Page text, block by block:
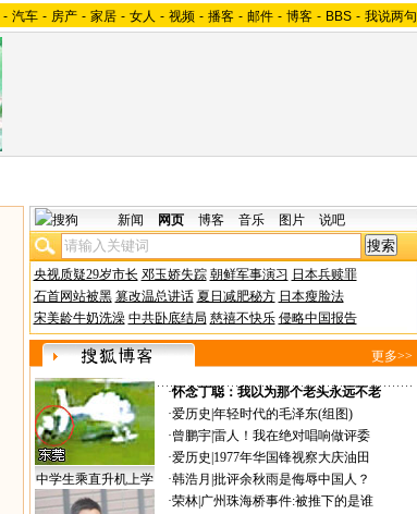
- 汽车 - 房产 - 家居 - 女人 - 视频 - 播客 - 邮件 - 博客 - BBS - 我说两句
新闻 网页 博客 音乐 图片 说吧
央视质疑29岁市长 邓玉娇失踪 朝鲜军事演习 日本兵赎罪
石首网站被黑 篡改温总讲话 夏日减肥秘方 日本瘦脸法
宋美龄牛奶洗澡 中共卧底结局 慈禧不快乐 侵略中国报告
更多>>
中学生乘直升机上学
·怀念丁聪：我以为那个老头永远不老
·爱历史 年轻时代的毛泽东(组图)
·曾鹏宇|雷人！我在绝对唱响做评委
·爱历史 1977年华国锋视察大庆油田
·韩浩月 批评余秋雨是侮辱中国人？
·荣林| 广州珠海桥事件:被推下的是谁